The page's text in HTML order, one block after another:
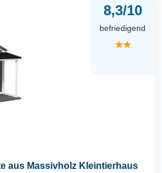
8,3/10
befriedigend
★★
aus Massivholz Kleintierhaus